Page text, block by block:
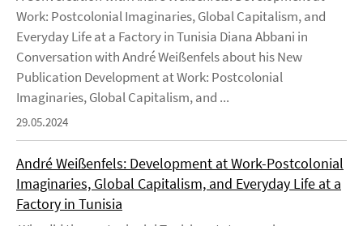
Work: Postcolonial Imaginaries, Global Capitalism, and
Everyday Life at a Factory in Tunisia Diana Abbani in
Conversation with André Weißenfels about his New
Publication Development at Work: Postcolonial
Imaginaries, Global Capitalism, and ...
29.05.2024
André Weißenfels: Development at Work-Postcolonial
Imaginaries, Global Capitalism, and Everyday Life at a
Factory in Tunisia